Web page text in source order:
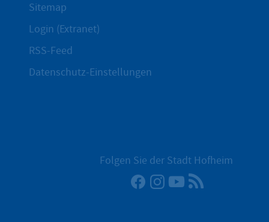
Sitemap
Login (Extranet)
RSS-Feed
Datenschutz-Einstellungen
Folgen Sie der Stadt Hofheim
Facebook
Instagram
YouTube